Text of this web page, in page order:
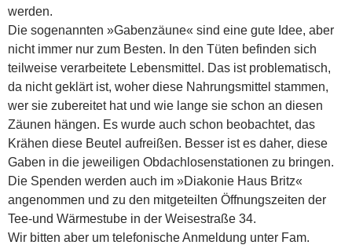
werden.
Die sogenannten »Gabenzäune« sind eine gute Idee, aber
nicht immer nur zum Besten. In den Tüten befinden sich
teilweise verarbeitete Lebensmittel. Das ist problematisch,
da nicht geklärt ist, woher diese Nahrungsmittel stammen,
wer sie zubereitet hat und wie lange sie schon an diesen
Zäunen hängen. Es wurde auch schon beobachtet, das
Krähen diese Beutel aufreißen. Besser ist es daher, diese
Gaben in die jeweiligen Obdachlosenstationen zu bringen.
Die Spenden werden auch im »Diakonie Haus Britz«
angenommen und zu den mitgeteilten Öffnungszeiten der
Tee-und Wärmestube in der Weisestraße 34.
Wir bitten aber um telefonische Anmeldung unter Fam.